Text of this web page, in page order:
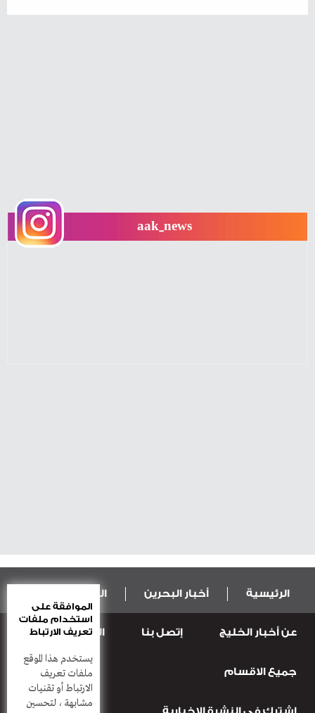
aak_news
الرئيسية أخبار البحرين المال و الاقتصاد
عربية ودولية الرياضة
قضـايــا وحـــوادث أعمدة
عن أخبار الخليج إتصل بنا المطبعة
جميع الاقسام
الموافقة على
استخدام ملفات
تعريف الارتباط
يستخدم هذا الموقع
ملفات تعريف
الارتباط أو تقنيات
مشابهة ، لتحسين